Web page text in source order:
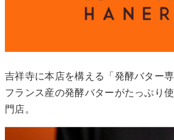
吉祥寺に本店を構える「発酵バター
フランス産の発酵バターがたっぷり
門店。